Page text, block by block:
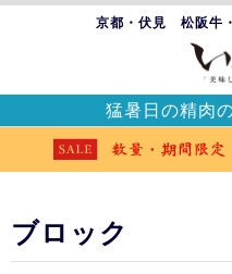
京都・伏見 松阪牛
猛暑日の精肉
ブロック